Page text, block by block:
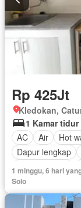
Rp 425Jt
1 Kamar tidur
AC
Air Hot
Dapur lengkap
Kolam renang
Rumah jaga
1 minggu, 6 hari
Solo